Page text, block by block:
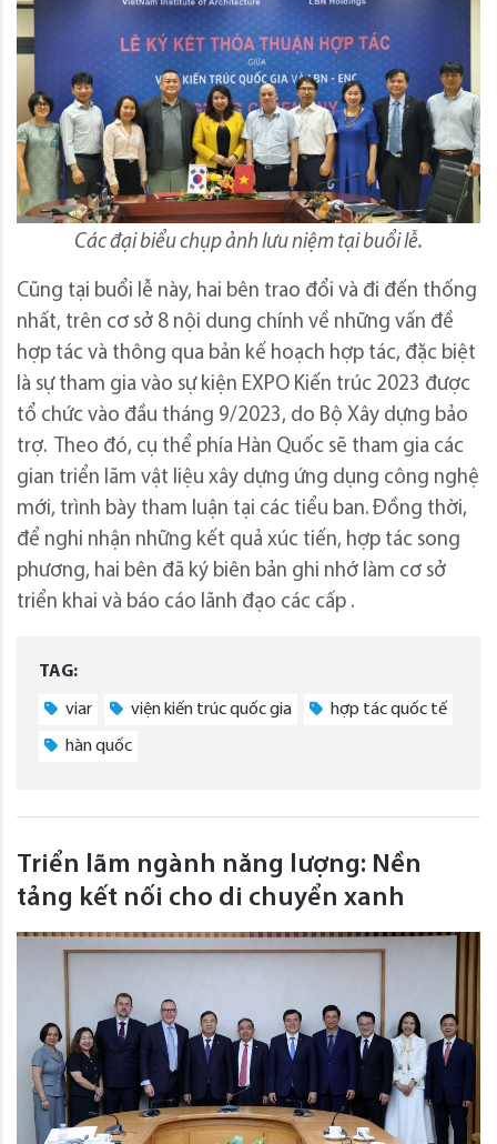
Các đại biểu chụp ảnh lưu niệm tại buổi lễ.
Cũng tại buổi lễ này, hai bên trao đổi và đi đến thống
nhất, trên cơ sở 8 nội dung chính về những vấn đề
hợp tác và thông qua bản kế hoạch hợp tác, đặc biệt
là sự tham gia vào sự kiện EXPO Kiến trúc 2023 được
tổ chức vào đầu tháng 9/2023, do Bộ Xây dựng bảo
trợ. Theo đó, cụ thể phía Hàn Quốc sẽ tham gia các
gian triển lãm vật liệu xây dựng ứng dụng công nghệ
mới, trình bày tham luận tại các tiểu ban. Đồng thời,
để nghi nhận những kết quả xúc tiến, hợp tác song
phương, hai bên đã ký biên bản ghi nhớ làm cơ sở
triển khai và báo cáo lãnh đạo các cấp .
TAG:
viar viện kiến trúc quốc gia hợp tác quốc tế
hàn quốc
Triển lãm ngành năng lượng: Nền
tảng kết nối cho di chuyển xanh